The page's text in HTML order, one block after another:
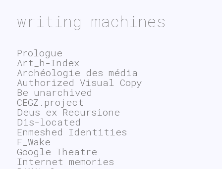
writing machines
Prologue
Art_h-Index
Archéologie des média
Authorized Visual Copy
Be unarchived
CEGZ.project
Deus ex Recursione
Dis-located
Enmeshed Identities
F_Wake
Google Theatre
Internet memories